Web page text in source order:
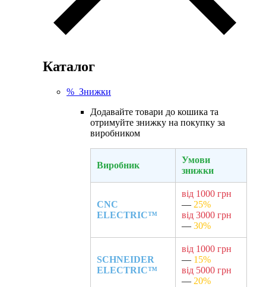
Каталог
% Знижки
Додавайте товари до кошика та
отримуйте знижку на покупку за
виробником
Виробник
Умови
знижки
CNC
ELECTRIC™
від 1000 грн
— 25%
від 3000 грн
— 30%
SCHNEIDER
ELECTRIC™
від 1000 грн
— 15%
від 5000 грн
— 20%